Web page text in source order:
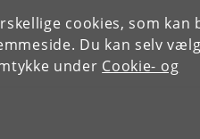
cookies, som kan
Du kan selv
under Cookie- og